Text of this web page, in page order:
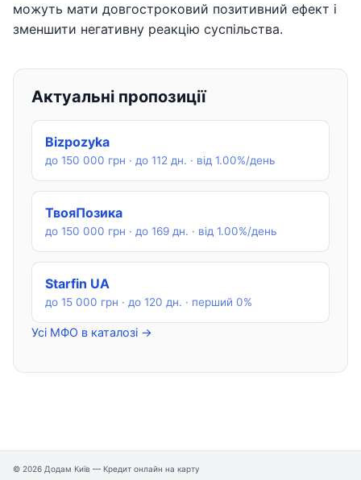
можуть мати довгостроковий позитивний ефект і
зменшити негативну реакцію суспільства.
Актуальні пропозиції
Bizpozyka
до 150 000 грн · до 112 дн. · від 1.00%/день
ТвояПозика
до 150 000 грн · до 169 дн. · від 1.00%/день
Starfin UA
до 15 000 грн · до 120 дн. · перший 0%
Усі МФО в каталозі →
© 2026 Додам Київ — Кредит онлайн на карту